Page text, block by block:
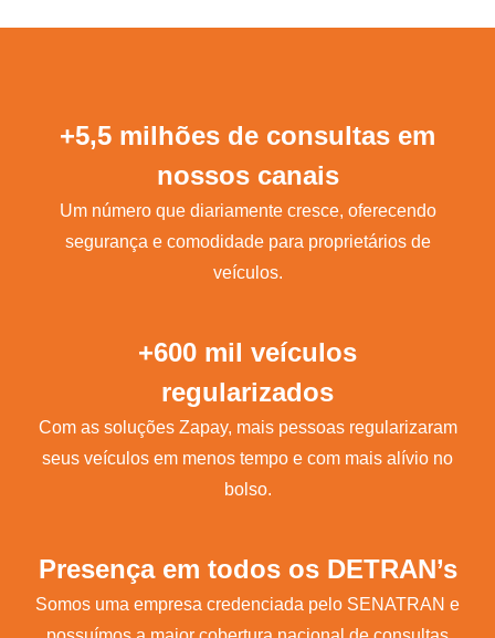
+5,5 milhões de consultas em
nossos canais
Um número que diariamente cresce, oferecendo
segurança e comodidade para proprietários de
veículos.
+600 mil veículos
regularizados
Com as soluções Zapay, mais pessoas regularizaram
seus veículos em menos tempo e com mais alívio no
bolso.
Presença em todos os DETRAN’s
Somos uma empresa credenciada pelo SENATRAN e